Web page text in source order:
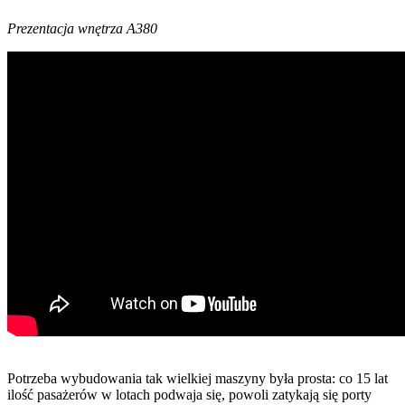
Prezentacja wnętrza A380
Potrzeba wybudowania tak wielkiej maszyny była prosta: co 15 lat
ilość pasażerów w lotach podwaja się, powoli zatykają się porty